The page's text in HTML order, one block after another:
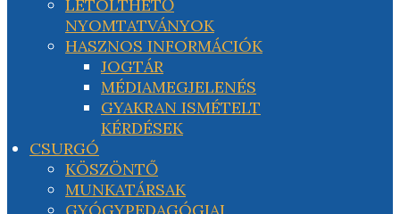
LETÖLTHETŐ
NYOMTATVÁNYOK
HASZNOS INFORMÁCIÓK
JOGTÁR
MÉDIAMEGJELENÉS
GYAKRAN ISMÉTELT
KÉRDÉSEK
CSURGÓ
KÖSZÖNTŐ
MUNKATÁRSAK
GYÓGYPEDAGÓGIAI